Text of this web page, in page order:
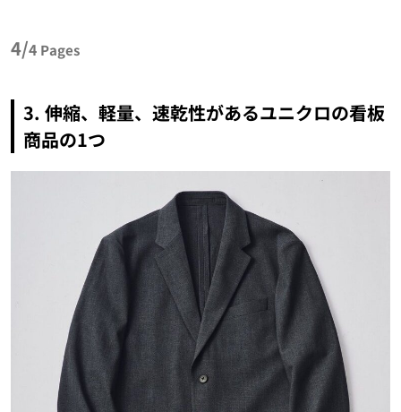
4/4 Pages
3. 伸縮、軽量、速乾性があるユニクロの看板
商品の1つ